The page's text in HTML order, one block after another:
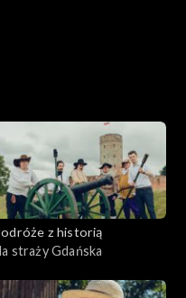
we współczesnej straży
z historią
straży Gdańska